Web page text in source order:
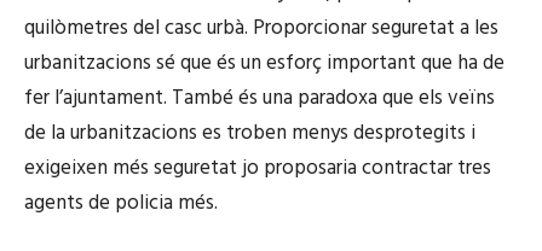
quilòmetres del casc urbà. Proporcionar seguretat a les
urbanitzacions sé que és un esforç important que ha de
fer l’ajuntament. També és una paradoxa que els veïns
de la urbanitzacions es troben menys desprotegits i
exigeixen més seguretat jo proposaria contractar tres
agents de policia més.